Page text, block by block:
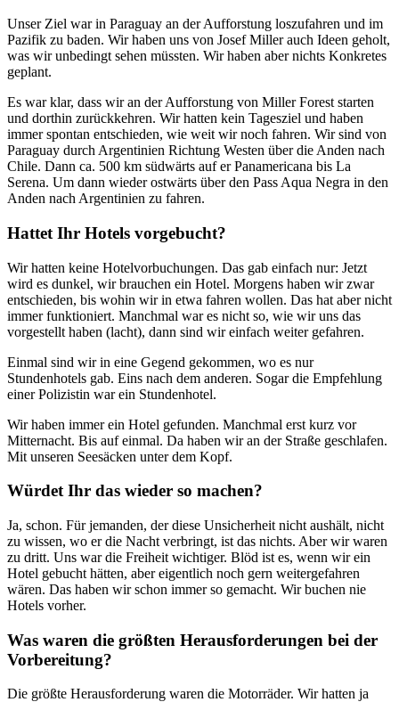
Unser Ziel war in Paraguay an der Aufforstung loszufahren und im
Pazifik zu baden. Wir haben uns von Josef Miller auch Ideen geholt,
was wir unbedingt sehen müssten. Wir haben aber nichts Konkretes
geplant.
Es war klar, dass wir an der Aufforstung von Miller Forest starten
und dorthin zurückkehren. Wir hatten kein Tagesziel und haben
immer spontan entschieden, wie weit wir noch fahren. Wir sind von
Paraguay durch Argentinien Richtung Westen über die Anden nach
Chile. Dann ca. 500 km südwärts auf er Panamericana bis La
Serena. Um dann wieder ostwärts über den Pass Aqua Negra in den
Anden nach Argentinien zu fahren.
Hattet Ihr Hotels vorgebucht?
Wir hatten keine Hotelvorbuchungen. Das gab einfach nur: Jetzt
wird es dunkel, wir brauchen ein Hotel. Morgens haben wir zwar
entschieden, bis wohin wir in etwa fahren wollen. Das hat aber nicht
immer funktioniert. Manchmal war es nicht so, wie wir uns das
vorgestellt haben (lacht), dann sind wir einfach weiter gefahren.
Einmal sind wir in eine Gegend gekommen, wo es nur
Stundenhotels gab. Eins nach dem anderen. Sogar die Empfehlung
einer Polizistin war ein Stundenhotel.
Wir haben immer ein Hotel gefunden. Manchmal erst kurz vor
Mitternacht. Bis auf einmal. Da haben wir an der Straße geschlafen.
Mit unseren Seesäcken unter dem Kopf.
Würdet Ihr das wieder so machen?
Ja, schon. Für jemanden, der diese Unsicherheit nicht aushält, nicht
zu wissen, wo er die Nacht verbringt, ist das nichts. Aber wir waren
zu dritt. Uns war die Freiheit wichtiger. Blöd ist es, wenn wir ein
Hotel gebucht hätten, aber eigentlich noch gern weitergefahren
wären. Das haben wir schon immer so gemacht. Wir buchen nie
Hotels vorher.
Was waren die größten Herausforderungen bei der
Vorbereitung?
Die größte Herausforderung waren die Motorräder. Wir hatten ja